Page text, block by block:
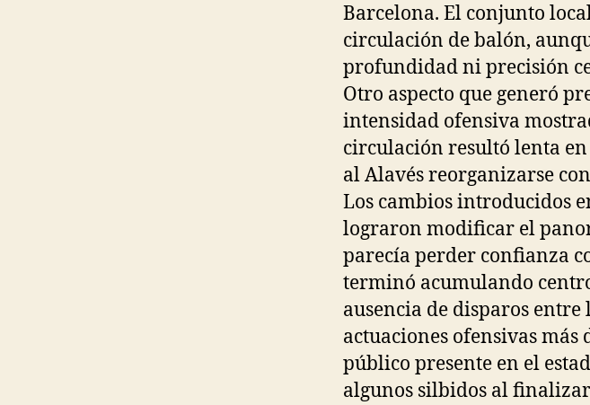
Barcelona. El conjunto
circulación de balón,
profundidad ni precisión
Otro aspecto que generó
intensidad ofensiva
circulación resultó lenta
al Alavés reorganizarse
Los cambios introducidos
lograron modificar el
parecía perder confianza
terminó acumulando
ausencia de disparos
actuaciones ofensivas más
público presente en el
algunos silbidos al